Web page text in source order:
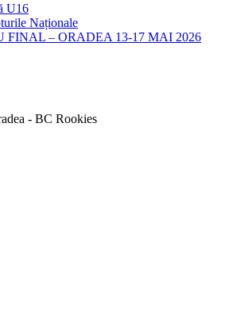
U16
Naționale
FINAL – ORADEA 13-17 MAI 2026
- BC Rookies